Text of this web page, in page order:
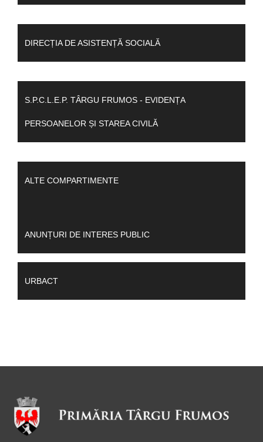
DIRECȚIA DE ASISTENȚĂ SOCIALĂ
S.P.C.L.E.P. TÂRGU FRUMOS - EVIDENȚA
PERSOANELOR ȘI STAREA CIVILĂ
ALTE COMPARTIMENTE
ANUNȚURI DE INTERES PUBLIC
URBACT